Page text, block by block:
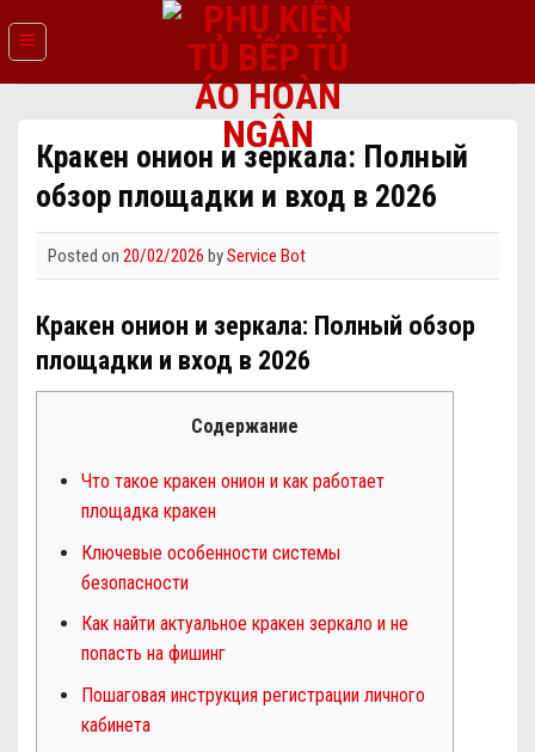
Кракен онион и зеркала: Полный
обзор площадки и вход в 2026
Posted on 20/02/2026 byService Bot
Кракен онион и зеркала: Полный обзор
площадки и вход в 2026
Содержание
Что такое кракен онион и как работает
площадка кракен
Ключевые особенности системы
безопасности
Как найти актуальное кракен зеркало и не
попасть на фишинг
Пошаговая инструкция регистрации личного
кабинета